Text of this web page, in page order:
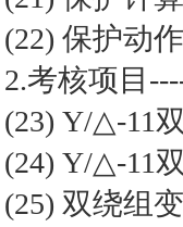
(22) 保护动
2.考核项目
(23) Y/△-11
(24) Y/△-11
(25) 双绕组